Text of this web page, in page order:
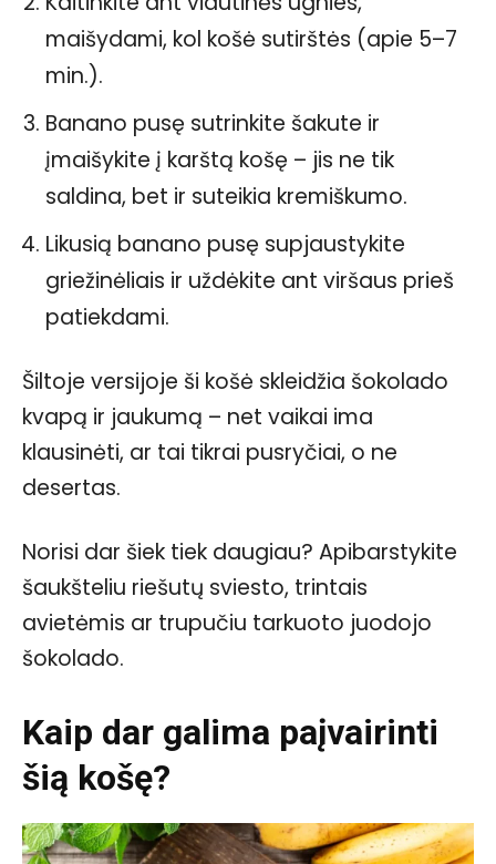
maišydami, kol košė sutirštės (apie 5–7
min.).
Banano pusę sutrinkite šakute ir
įmaišykite į karštą košę – jis ne tik
saldina, bet ir suteikia kremiškumo.
Likusią banano pusę supjaustykite
griežinėliais ir uždėkite ant viršaus prieš
patiekdami.
Šiltoje versijoje ši košė skleidžia šokolado
kvapą ir jaukumą – net vaikai ima
klausinėti, ar tai tikrai pusryčiai, o ne
desertas.
Norisi dar šiek tiek daugiau? Apibarstykite
šaukšteliu riešutų sviesto, trintais
avietėmis ar trupučiu tarkuoto juodojo
šokolado.
Kaip dar galima paįvairinti
šią košę?